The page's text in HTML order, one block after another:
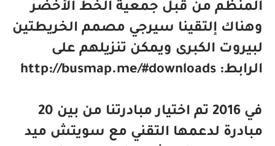
المنظم من قبل جمعية الخط الأخضر
وهناك إلتقينا سيرجي مصمم الخريطتين
لبيروت الكبرى ويمكن تنزيلهم على
الرابط: http://busmap.me/#downloads
في 2016 تم اختيار مبادرتنا من بين 20
مبادرة لدعمها التقني مع سويتش ميد